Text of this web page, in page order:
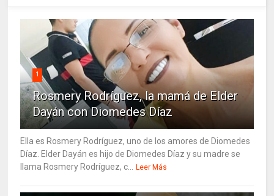
1
Rosmery Rodríguez, la mamá de Elder
Dayán con Diomedes Díaz
Ella es Rosmery Rodríguez, uno de los amores de Diomedes
Díaz. Elder Dayán es hijo de Diomedes Díaz y su madre se
llama Rosmery Rodríguez, c... Leer Más